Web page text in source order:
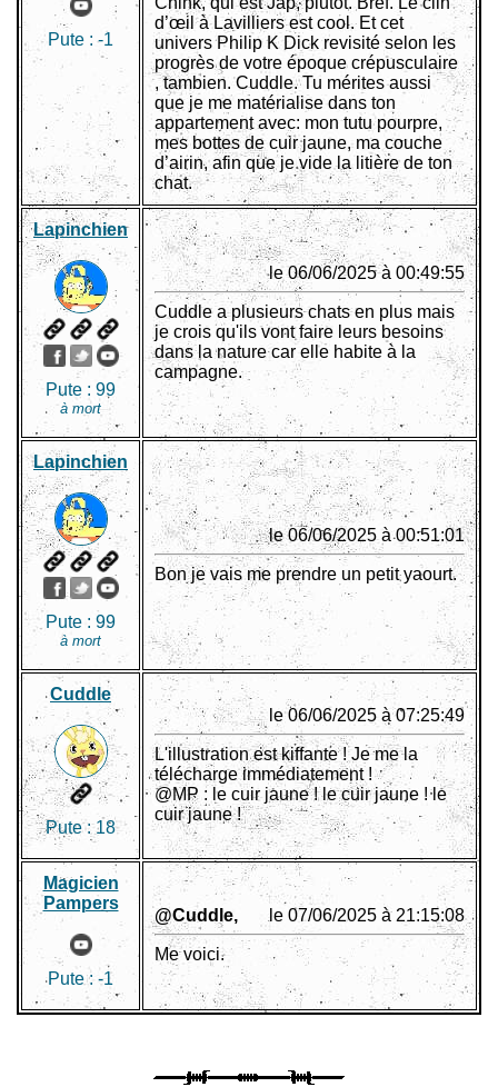
Pute : -1
d’œil à Lavilliers est cool. Et cet
univers Philip K Dick revisité selon les
progrès de votre époque crépusculaire
, tambien. Cuddle. Tu mérites aussi
que je me matérialise dans ton
appartement avec: mon tutu pourpre,
mes bottes de cuir jaune, ma couche
d’airin, afin que je vide la litière de ton
chat.
Lapinchien
Pute : 99
à mort
le 06/06/2025 à 00:49:55
Cuddle a plusieurs chats en plus mais
je crois qu'ils vont faire leurs besoins
dans la nature car elle habite à la
campagne.
Lapinchien
Pute : 99
à mort
le 06/06/2025 à 00:51:01
Bon je vais me prendre un petit yaourt.
Cuddle
Pute :18
le 06/06/2025 à 07:25:49
L'illustration est kiffante ! Je me la
télécharge immédiatement !
@MP : le cuir jaune ! le cuir jaune ! le
cuir jaune !
Magicien
Pampers
Pute : -1
@Cuddle, le 07/06/2025 à 21:15:08
Me voici.